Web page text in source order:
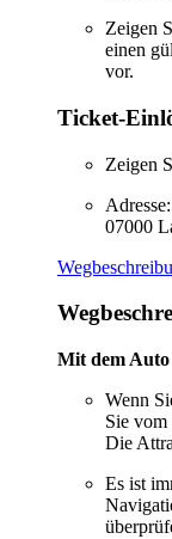
Zeigen
einen
vor.
Ticket-
Zeigen
07000
Mit dem Auto
Wenn
Sie vom
Die
Es ist